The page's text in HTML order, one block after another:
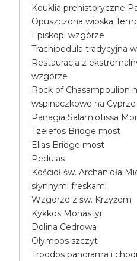
Kouklia prehistoryczne
Opuszczona wioska
Episkopi wzgórze
Trachipedula tradycyjna
Restauracja z
wzgórze
Rock of Chasampoulion
wspinaczkowe na Cyprze
Panagia Salamiotissa
Tzelefos Bridge most
Elias Bridge most
Pedulas
Kościół św. Archanioła
słynnymi freskami
Wzgórze z św. Krzyżem
Kykkos Monastyr
Dolina Cedrowa
Olympos szczyt
Troodos panorama i